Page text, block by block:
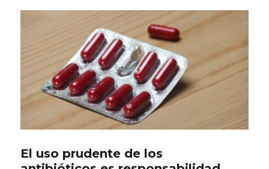
El uso prudente de los